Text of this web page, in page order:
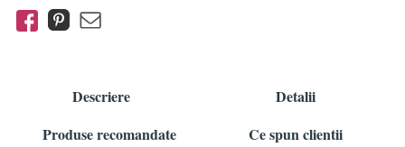
Descriere
Detalii
Produse recomandate
Ce spun clientii